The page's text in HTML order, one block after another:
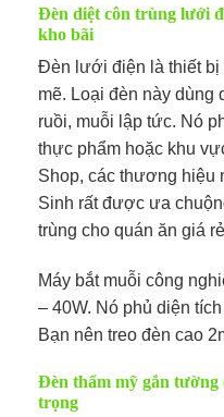
Đèn diệt côn trùng lưới
kho bãi
Đèn lưới điện là thiết bị
mẽ. Loại đèn này dùng
ruồi, muỗi lập tức. Nó
thực phẩm hoặc khu
Shop, các thương hiệu
Sinh rất được ưa
trùng cho quán ăn giá
Máy bắt muỗi công
– 40W. Nó phủ diện
Bạn nên treo đèn cao
Đèn thẩm mỹ gắn tường
trọng